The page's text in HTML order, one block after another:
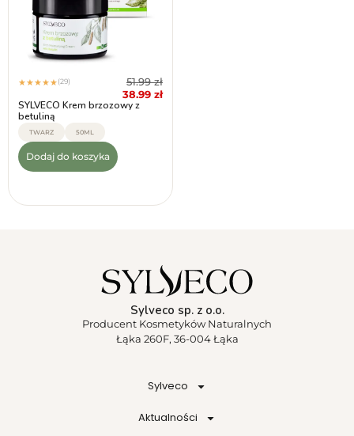
★★★★★(29) 51.99zł
38.99 zł
SYLVECO Krem brzozowy z
betuliną
TWARZ 50ML
Dodaj do koszyka
Sylveco sp. z o.o.
Producent Kosmetyków Naturalnych
Łąka 260F, 36-004 Łąka
Sylveco
Aktualności